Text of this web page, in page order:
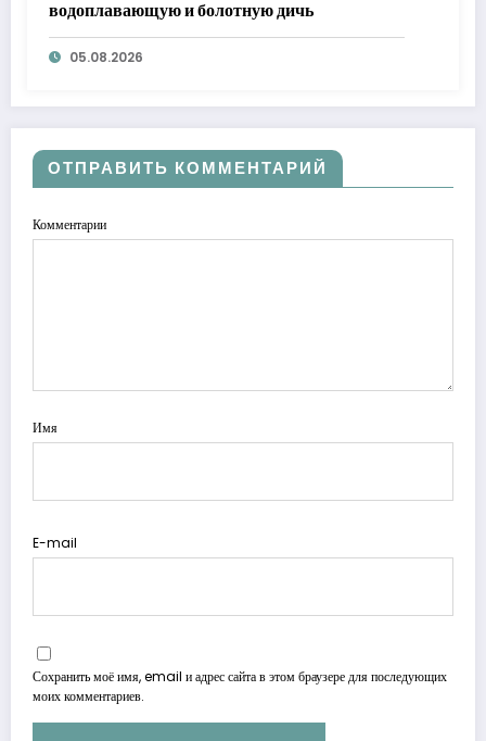
водоплавающую и болотную дичь
05.08.2026
ОТПРАВИТЬ КОММЕНТАРИЙ
Комментарии
Имя
E-mail
Сохранить моё имя, email и адрес сайта в этом браузере для последующих
моих комментариев.